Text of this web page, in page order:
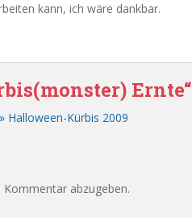
kann, ich wäre dankbar.
Ernte“
Halloween-Kürbis 2009
Kommentar abzugeben.